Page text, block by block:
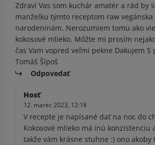
Zdraví Vas som kuchár amatér a rád by
manželku týmto receptom raw vegánska
narodeninám. Nerozumiem tomu ako
kokosové mlieko. Môžte mi prosím
čas Vam vopred veľmi pekne Dakujem S
Tomáš Šípoš
Odpovedať
Hosť
12. marec 2023, 12:18
V recepte je napísané dať na noc do
Kokosové mlieko má inú konzistenciu
takže vám krásne stuhne :) ono akoby